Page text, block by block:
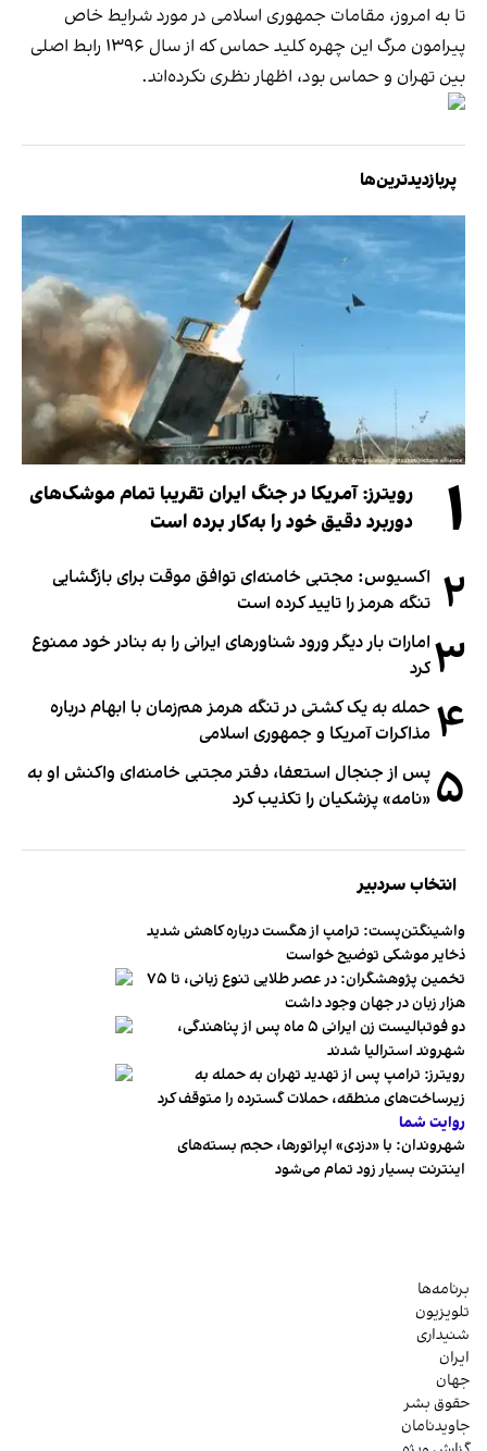
تا به امروز، مقامات جمهوری اسلامی در مورد شرایط خاص
پیرامون مرگ این چهره کلید حماس که از سال ۱۳۹۶ رابط اصلی
بین تهران و حماس بود، اظهار نظری نکرده‌اند.
پربازدیدترین‌ها
۱
رویترز: آمریکا در جنگ ایران تقریبا تمام موشک‌های
دوربرد دقیق خود را به‌کار برده است
۲ اکسیوس: مجتبی خامنه‌ای توافق موقت برای بازگشایی
تنگه هرمز را تایید کرده است
۳ امارات بار دیگر ورود شناورهای ایرانی را به بنادر خود ممنوع
کرد
۴ حمله به یک کشتی در تنگه هرمز هم‌زمان با ابهام درباره
مذاکرات آمریکا و جمهوری اسلامی
۵ پس از جنجال استعفا، دفتر مجتبی خامنه‌ای واکنش او به
«نامه» پزشکیان را تکذیب کرد
انتخاب سردبیر
واشینگتن‌پست: ترامپ از هگست درباره کاهش شدید
ذخایر موشکی توضیح خواست
تخمین پژوهشگران: در عصر طلایی تنوع زبانی، تا ۷۵
هزار زبان در جهان وجود داشت
دو فوتبالیست زن ایرانی ۵ ماه پس از پناهندگی،
شهروند استرالیا شدند
رویترز: ترامپ پس از تهدید تهران به حمله به
زیرساخت‌های منطقه، حملات گسترده را متوقف کرد
روایت شما
شهروندان:‌ با «دزدی» اپراتورها، حجم بسته‌های
اینترنت بسیار زود تمام می‌شود
برنامه‌ها
تلویزیون
شنیداری
ایران
جهان
حقوق بشر
جاویدنامان